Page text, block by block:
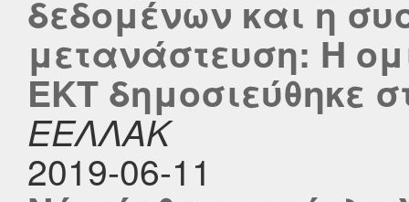
δεδομένων και η
μετανάστευση: Η
ΕΚΤ δημοσιεύθηκε
ΕΕΛΛΑΚ
2019-06-11